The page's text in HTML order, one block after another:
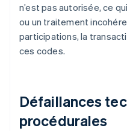
n’est pas autorisée, ce
ou un traitement
participations, la
ces codes.
Défaillances
procédurales